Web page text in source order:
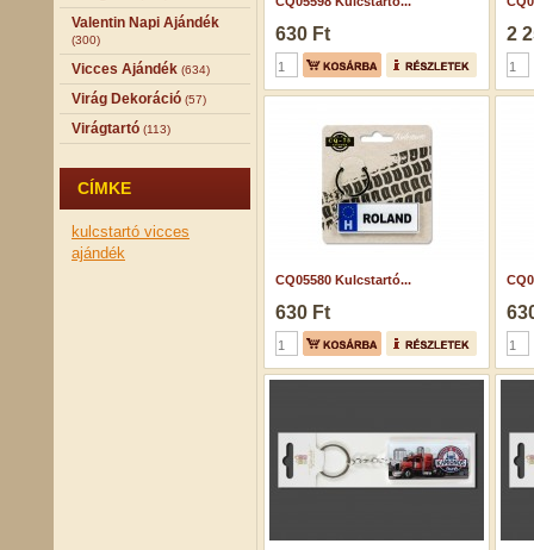
Valentin Napi Ajándék
(300)
Vicces Ajándék (634)
Virág Dekoráció (57)
Virágtartó (113)
CÍMKE
kulcstartó vicces
ajándék
630 Ft 2
CQ05580 Kulcstartó...
630 Ft